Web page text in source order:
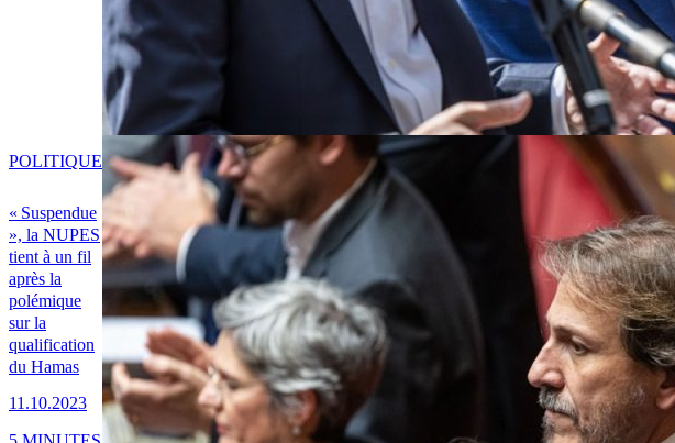
« Suspendue
», la NUPES
tient à un fil
après la
polémique
sur la
qualification
du Hamas
11.10.2023
POLITIQUE